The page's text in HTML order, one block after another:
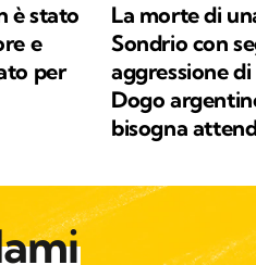
è stato
e
per
La morte di
Sondrio con
aggressione
Dogo
bisogna